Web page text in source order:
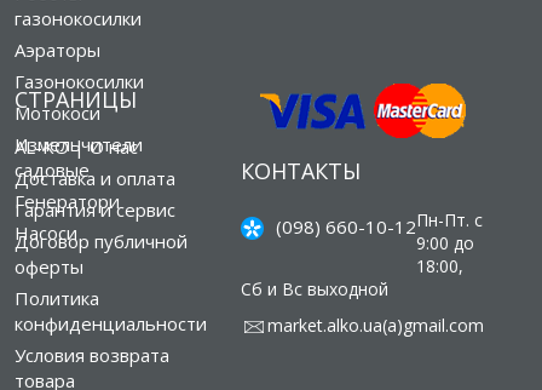
газонокосилки
Аэраторы
Газонокосилки
Мотокоси
Измельчители
садовые
Генератори
Насоси
СТРАНИЦЫ
AL-KO | О нас
Доставка и оплата
Гарантия и сервис
Договор публичной
оферты
Политика
конфиденциальности
Условия возврата
товара
КОНТАКТЫ
(098) 660-10-12Пн-Пт. с
9:00 до
18:00,
Сб и Вс выходной
market.alko.ua(а)gmail.com